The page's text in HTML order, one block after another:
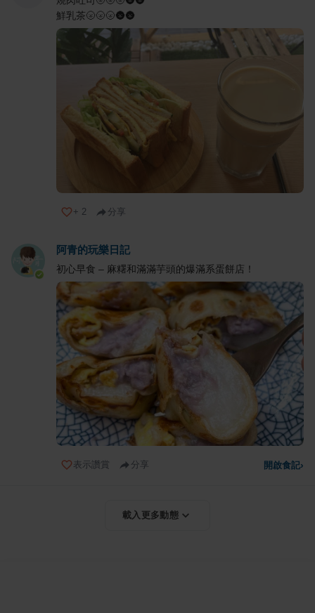
鮮乳茶🌝🌝🌝🌚🌚
+ 2 分享
阿青的玩樂日記
初心早食 – 麻糬和滿滿芋頭的爆滿系蛋餅店！
表示讚賞 分享 開啟食記›
載入更多動態